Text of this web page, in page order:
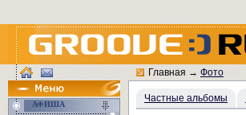
АФИША
Главная→Фото
Частные альбомы